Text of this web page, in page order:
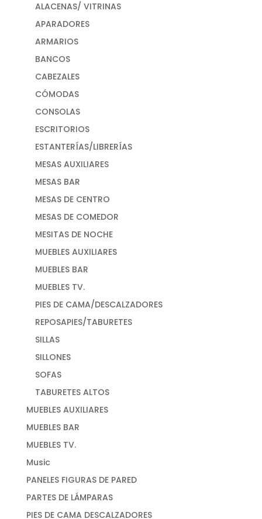
ALACENAS/ VITRINAS
APARADORES
ARMARIOS
BANCOS
CABEZALES
CÓMODAS
CONSOLAS
ESCRITORIOS
ESTANTERÍAS/LIBRERÍAS
MESAS AUXILIARES
MESAS BAR
MESAS DE CENTRO
MESAS DE COMEDOR
MESITAS DE NOCHE
MUEBLES AUXILIARES
MUEBLES BAR
MUEBLES TV.
PIES DE CAMA/DESCALZADORES
REPOSAPIES/TABURETES
SILLAS
SILLONES
SOFAS
TABURETES ALTOS
MUEBLES AUXILIARES
MUEBLES BAR
MUEBLES TV.
Music
PANELES FIGURAS DE PARED
PARTES DE LÁMPARAS
PIES DE CAMA DESCALZADORES